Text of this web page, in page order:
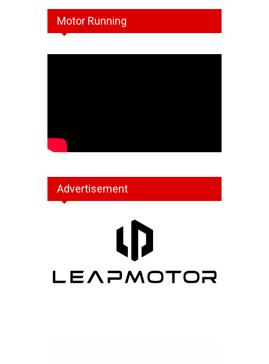
Motor Running
Advertisement